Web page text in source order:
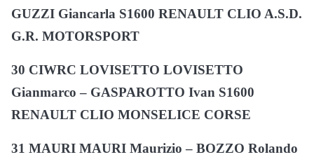
GUZZI Giancarla S1600 RENAULT CLIO A.S.D.
G.R. MOTORSPORT
30 CIWRC LOVISETTO LOVISETTO
Gianmarco – GASPAROTTO Ivan S1600
RENAULT CLIO MONSELICE CORSE
31 MAURI MAURI Maurizio – BOZZO Rolando